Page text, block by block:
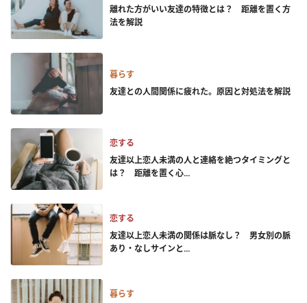
離れた方がいい友達の特徴とは？ 距離を置く方
法を解説
暮らす
友達との人間関係に疲れた。原因と対処法を解説
恋する
友達以上恋人未満の人と連絡を絶つタイミングと
は？ 距離を置く心...
恋する
友達以上恋人未満の関係は脈なし？ 男女別の脈
あり・なしサインと...
暮らす